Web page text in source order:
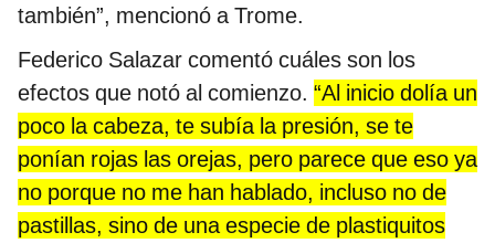
también”, mencionó a Trome.
Federico Salazar comentó cuáles son los
efectos que notó al comienzo. “Al inicio dolía un
poco la cabeza, te subía la presión, se te
ponían rojas las orejas, pero parece que eso ya
no porque no me han hablado, incluso no de
pastillas, sino de una especie de plastiquitos